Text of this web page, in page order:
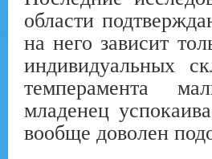
области
на него зависит
индивидуальных
темперамента
младенец
вообще доволен